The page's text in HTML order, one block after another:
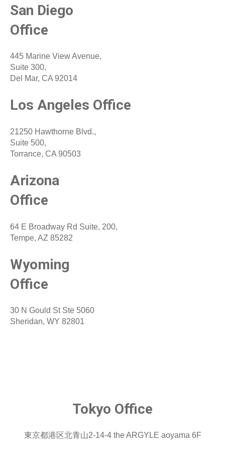
San Diego
Office
445 Marine View Avenue,
Suite 300,
Del Mar, CA 92014
Los Angeles Office
21250 Hawthorne Blvd.,
Suite 500,
Torrance, CA 90503
Arizona
Office
64 E Broadway Rd Suite, 200,
Tempe, AZ 85282
Wyoming
Office
30 N Gould St Ste 5060
Sheridan, WY 82801
Tokyo Office
東京都港区北青山2-14-4 the ARGYLE aoyama 6F